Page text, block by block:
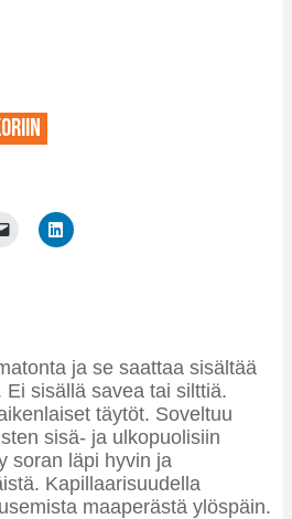
ja se saattaa sisältää
sisällä savea tai silttiä.
täytöt. Soveltuu
sisä- ja ulkopuolisiin
soran läpi hyvin ja
Kapillaarisuudella
maaperästä ylöspäin.